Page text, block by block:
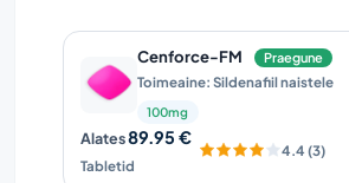
Cenforce-FM Praegune
Toimeaine: Sildenafiil naistele
100mg
Alates89.95 €
Tabletid
4.4 (3)